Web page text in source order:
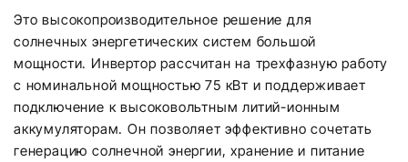
Это высокопроизводительное решение для
солнечных энергетических систем большой
мощности. Инвертор рассчитан на трехфазную работу
с номинальной мощностью 75 кВт и поддерживает
подключение к высоковольтным литий-ионным
аккумуляторам. Он позволяет эффективно сочетать
генерацию солнечной энергии, хранение и питание